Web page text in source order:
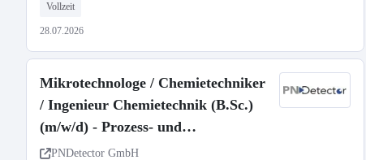
Vollzeit
28.07.2026
Mikrotechnologe / Chemietechniker
/ Ingenieur Chemietechnik (B.Sc.)
(m/w/d) - Prozess- und
Anlagenspezialist (m/w/d) für die
PNDetector GmbH